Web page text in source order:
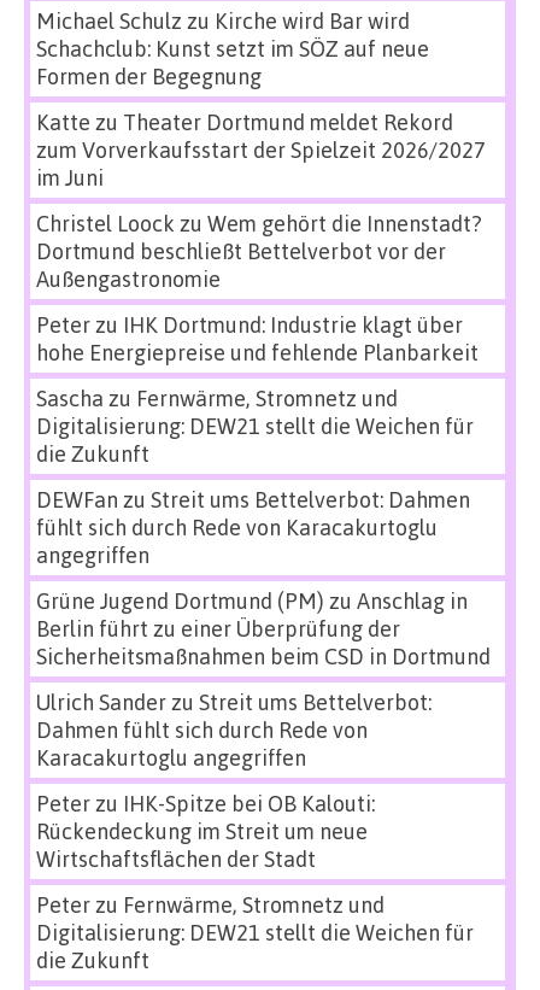
Michael Schulz zu Kirche wird Bar wird
Schachclub: Kunst setzt im SÖZ auf neue
Formen der Begegnung
Katte zu Theater Dortmund meldet Rekord
zum Vorverkaufsstart der Spielzeit 2026/2027
im Juni
Christel Loock zu Wem gehört die Innenstadt?
Dortmund beschließt Bettelverbot vor der
Außengastronomie
Peterzu IHK Dortmund: Industrie klagt über
hohe Energiepreise und fehlende Planbarkeit
Sascha zu Fernwärme, Stromnetz und
Digitalisierung: DEW21 stellt die Weichen für
die Zukunft
DEWFan zu Streit ums Bettelverbot: Dahmen
fühlt sich durch Rede von Karacakurtoglu
angegriffen
Grüne Jugend Dortmund (PM) zu Anschlag in
Berlin führt zu einer Überprüfung der
Sicherheitsmaßnahmen beim CSD in Dortmund
Ulrich Sanderzu Streit ums Bettelverbot:
Dahmen fühlt sich durch Rede von
Karacakurtoglu angegriffen
Peterzu IHK-Spitze bei OB Kalouti:
Rückendeckung im Streit um neue
Wirtschaftsflächen der Stadt
Peterzu Fernwärme, Stromnetz und
Digitalisierung: DEW21 stellt die Weichen für
die Zukunft